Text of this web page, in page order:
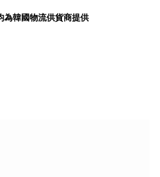
為韓國物流供貨商提供